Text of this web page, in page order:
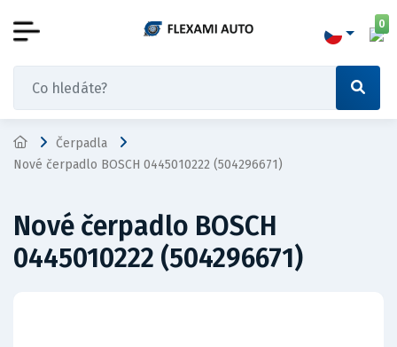
0
Čerpadla
Nové čerpadlo BOSCH 0445010222 (504296671)
Nové čerpadlo BOSCH
0445010222 (504296671)